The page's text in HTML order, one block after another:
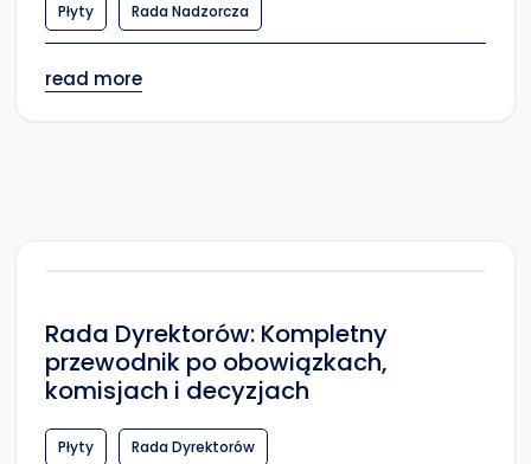
Płyty Rada Nadzorcza
read more
Rada Dyrektorów: Kompletny
przewodnik po obowiązkach,
komisjach i decyzjach
Płyty Rada Dyrektorów